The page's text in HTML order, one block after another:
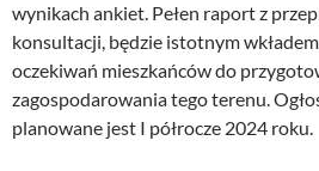
wynikach ankiet. Pełen raport z
konsultacji, będzie istotnym
oczekiwań mieszkańców do
zagospodarowania tego terenu.
planowane jest I półrocze 2024 roku.